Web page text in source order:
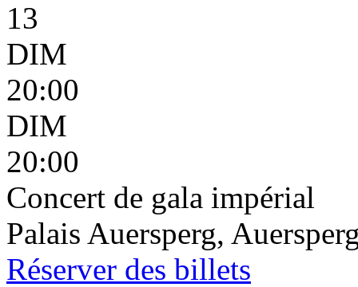
13
DIM
20:00
DIM
20:00
Concert de gala impérial
Palais Auersperg,
Réserver des billets